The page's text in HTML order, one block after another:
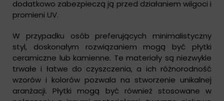
dodatkowo zabezpieczą ją przed działaniem wilgoci i
promieni UV.
W przypadku osób preferujących minimalistyczny
styl, doskonałym rozwiązaniem mogą być płytki
ceramiczne lub kamienne. Te materiały są niezwykle
trwałe i łatwe do czyszczenia, a ich różnorodność
wzorów i kolorów pozwala na stworzenie unikalnej
aranżacji. Płytki mogą być również stosowane w